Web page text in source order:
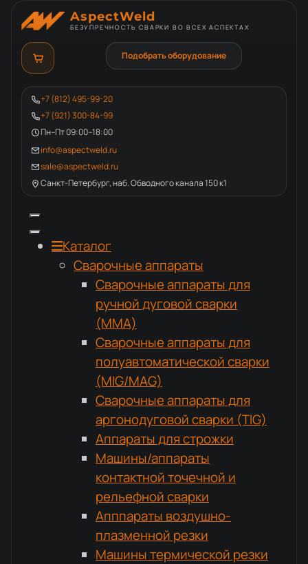
AspectWeld
БЕЗУПРЕЧНОСТЬ СВАРКИ ВО ВСЕХ АСПЕКТАХ
+7 (812) 495-99-20
+7 (921) 300-84-99
Пн–Пт 09:00–18:00
info@aspectweld.ru
sale@aspectweld.ru
Санкт-Петербург, наб. Обводного канала 150 к1
Подобрать оборудование
Каталог
Сварочные аппараты
Сварочные аппараты для
ручной дуговой сварки
(MMA)
Сварочные аппараты для
полуавтоматической сварки
(MIG/MAG)
Сварочные аппараты для
аргонодуговой сварки (TIG)
Аппараты для строжки
Машины/аппараты
контактной точечной и
рельефной сварки
Апппараты воздушно-
плазменной резки
Машины термической резки